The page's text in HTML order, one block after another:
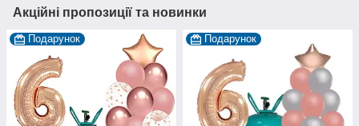
Акційні пропозиції та новинки
Подарунок Подарунок